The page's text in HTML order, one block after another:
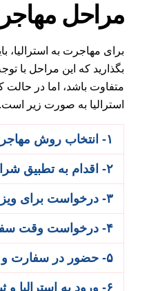
مراحل
برای مهاجرت به
بگذارید که این مراحل با
متفاوت باشد، اما در
استرالیا به صورت زیر است.
۱- انتخاب روش مهاجرتی مناسب
۲- اقدام به تطبیق شرایط
۳- درخواست برای ویزا
۴- درخواست وقت سفارت
۵- حضور در سفارت و ارائه مدارک
۶- ورود به استرالیا و ثبت اقامت